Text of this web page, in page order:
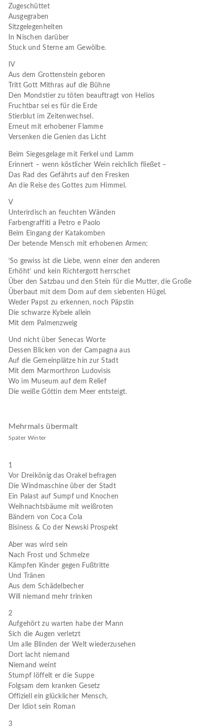
Zugeschüttet
Ausgegraben
Sitzgelegenheiten
In Nischen darüber
Stuck und Sterne am Gewölbe.
IV
Aus dem Grottenstein geboren
Tritt Gott Mithras auf die Bühne
Den Mondstier zu töten beauftragt von Helios
Fruchtbar sei es für die Erde
Stierblut im Zeitenwechsel.
Erneut mit erhobener Flamme
Versenken die Genien das Licht
Beim Siegesgelage mit Ferkel und Lamm
Erinnert – wenn köstlicher Wein reichlich fließet –
Das Rad des Gefährts auf den Fresken
An die Reise des Gottes zum Himmel.
V
Unterirdisch an feuchten Wänden
Farbengraffiti a Petro e Paolo
Beim Eingang der Katakomben
Der betende Mensch mit erhobenen Armen:
’So gewiss ist die Liebe, wenn einer den anderen
Erhöht’ und kein Richtergott herrschet
Über den Satzbau und den Stein für die Mutter, die Große
Überbaut mit dem Dom auf dem siebenten Hügel.
Weder Papst zu erkennen, noch Päpstin
Die schwarze Kybele allein
Mit dem Palmenzweig
Und nicht über Senecas Worte
Dessen Blicken von der Campagna aus
Auf die Gemeinplätze hin zur Stadt
Mit dem Marmorthron Ludovisis
Wo im Museum auf dem Relief
Die weiße Göttin dem Meer entsteigt.
Mehrmals übermalt
Später Winter
1
Vor Dreikönig das Orakel befragen
Die Windmaschine über der Stadt
Ein Palast auf Sumpf und Knochen
Weihnachtsbäume mit weißroten
Bändern von Coca Cola
Bisiness & Co der Newski Prospekt
Aber was wird sein
Nach Frost und Schmelze
Kämpfen Kinder gegen Fußtritte
Und Tränen
Aus dem Schädelbecher
Will niemand mehr trinken
2
Aufgehört zu warten habe der Mann
Sich die Augen verletzt
Um alle Blinden der Welt wiederzusehen
Dort lacht niemand
Niemand weint
Stumpf löffelt er die Suppe
Folgsam dem kranken Gesetz
Offiziell ein glücklicher Mensch,
Der Idiot sein Roman
3